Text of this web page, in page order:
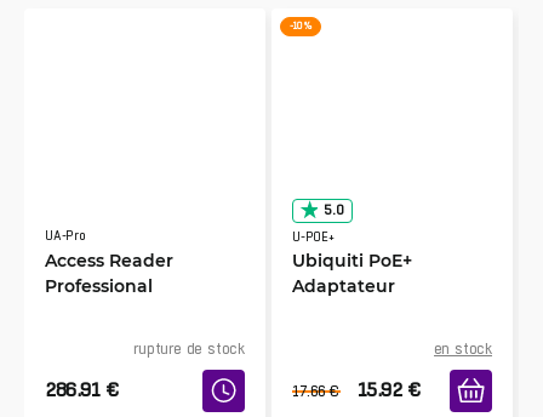
UA-Pro
Access Reader
Professional
rupture de stock
286.91 €
-10 %
5.0
U-POE+
Ubiquiti PoE+
Adaptateur
en stock
17.66 € 15.92 €